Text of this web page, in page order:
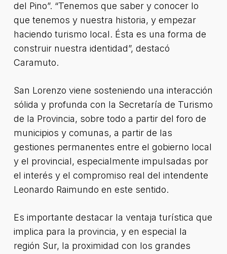
del Pino”. “Tenemos que saber y conocer lo
que tenemos y nuestra historia, y empezar
haciendo turismo local. Ésta es una forma de
construir nuestra identidad”, destacó
Caramuto.
San Lorenzo viene sosteniendo una interacción
sólida y profunda con la Secretaría de Turismo
de la Provincia, sobre todo a partir del foro de
municipios y comunas, a partir de las
gestiones permanentes entre el gobierno local
y el provincial, especialmente impulsadas por
el interés y el compromiso real del intendente
Leonardo Raimundo en este sentido.
Es importante destacar la ventaja turística que
implica para la provincia, y en especial la
región Sur, la proximidad con los grandes